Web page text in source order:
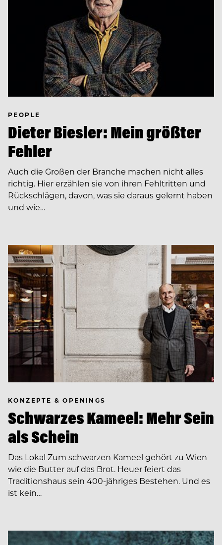
PEOPLE
Dieter Biesler: Mein größter
Fehler
Auch die Großen der Branche machen nicht alles
richtig. Hier erzählen sie von ihren Fehltritten und
Rückschlägen, davon, was sie daraus gelernt haben
und wie…
KONZEPTE & OPENINGS
Schwarzes Kameel: Mehr Sein
als Schein
Das Lokal Zum schwarzen Kameel gehört zu Wien
wie die Butter auf das Brot. Heuer feiert das
Traditionshaus sein 400-jähriges Bestehen. Und es
ist kein…